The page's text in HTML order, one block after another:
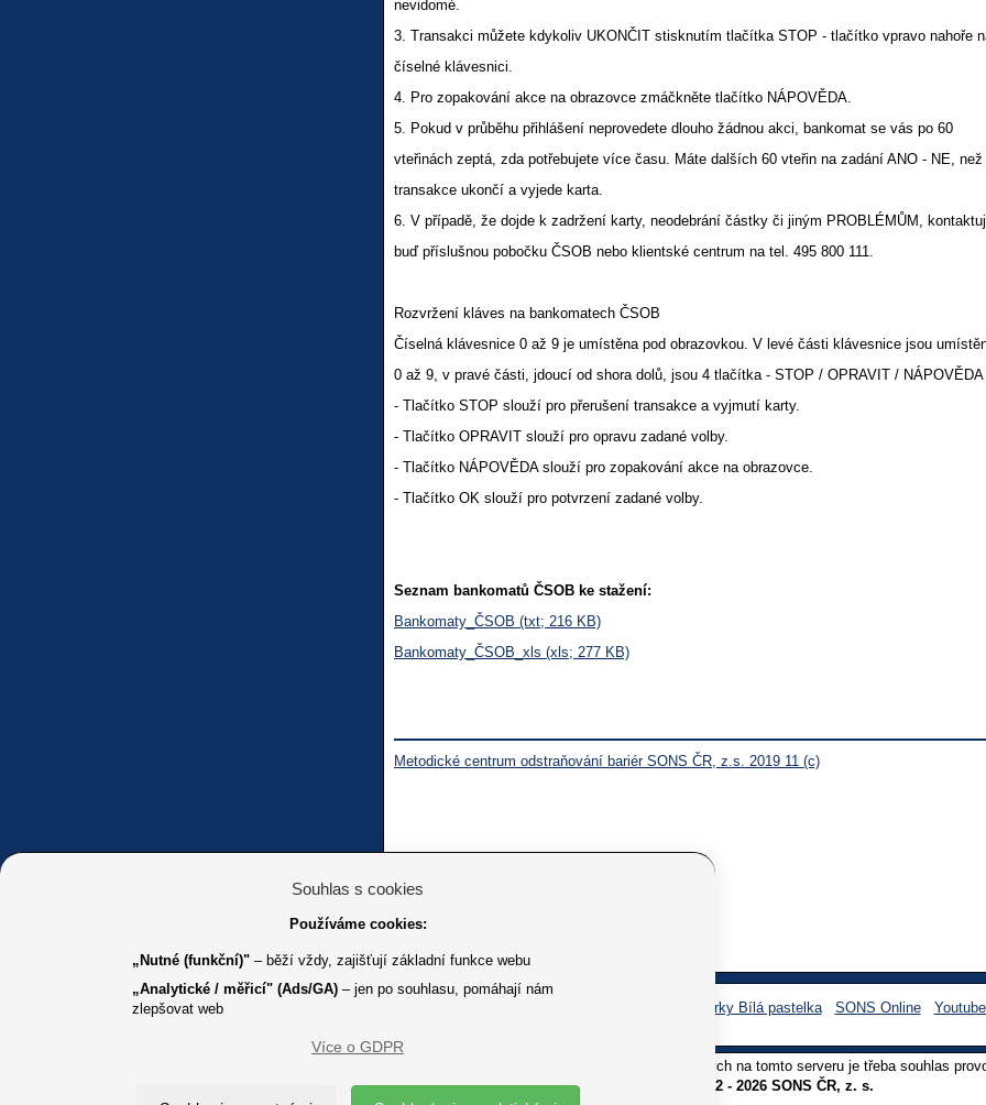
nevidomé.
3. Transakci můžete kdykoliv UKONČIT stisknutím tlačítka STOP - tlačítko vpravo nahoře
číselné klávesnici.
4. Pro zopakování akce na obrazovce zmáčkněte tlačítko NÁPOVĚDA.
5. Pokud v průběhu přihlášení neprovedete dlouho žádnou akci, bankomat se vás po 60
vteřinách zeptá, zda potřebujete více času. Máte dalších 60 vteřin na zadání ANO - NE, než
transakce ukončí a vyjede karta.
6. V případě, že dojde k zadržení karty, neodebrání částky či jiným PROBLÉMŮM,
buď příslušnou pobočku ČSOB nebo klientské centrum na tel. 495 800 111.
Rozvržení kláves na bankomatech ČSOB
Číselná klávesnice 0 až 9 je umístěna pod obrazovkou. V levé části klávesnice jsou
0 až 9, v pravé části, jdoucí od shora dolů, jsou 4 tlačítka - STOP / OPRAVIT /
- Tlačítko STOP slouží pro přerušení transakce a vyjmutí karty.
- Tlačítko OPRAVIT slouží pro opravu zadané volby.
- Tlačítko NÁPOVĚDA slouží pro zopakování akce na obrazovce.
- Tlačítko OK slouží pro potvrzení zadané volby.
Seznam bankomatů ČSOB ke stažení:
Bankomaty_ČSOB (txt; 216 KB)
Bankomaty_ČSOB_xls (xls; 277 KB)
Metodické centrum odstraňování bariér SONS ČR, z.s. 2019 11 (c)
Facebook sbírky Bílá pastelka SONS Online
K jakémukoliv užití textů a obrázků uvedených na tomto serveru je třeba souhlas
Copyright © 2012 - 2026 SONS ČR, z. s.
Souhlas s cookies
Používáme cookies:
„Nutné (funkční)" – běží vždy, zajišťují základní funkce webu
„Analytické / měřicí" (Ads/GA) – jen po souhlasu, pomáhají nám
zlepšovat web
Více o GDPR